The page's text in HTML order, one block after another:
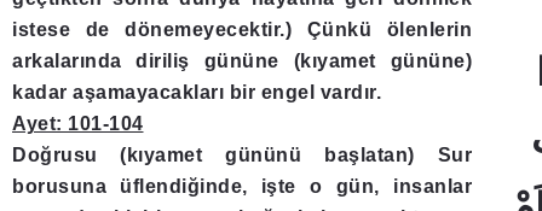
istese de dönemeyecektir.) Çünkü ölenlerin
arkalarında diriliş gününe (kıyamet gününe)
kadar aşamayacakları bir engel vardır.
Ayet: 101-104
Doğrusu (kıyamet gününü başlatan) Sur
borusuna üflendiğinde, işte o gün, insanlar